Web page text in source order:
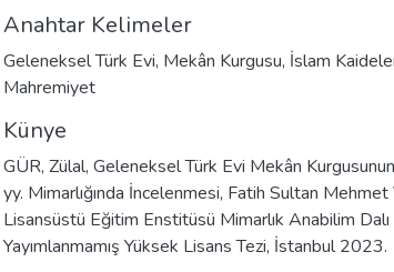
Anahtar Kelimeler
Geleneksel Türk Evi, Mekân Kurgusu, İslam
Mahremiyet
Künye
GÜR, Zülal, Geleneksel Türk Evi Mekân
yy. Mimarlığında İncelenmesi, Fatih Sultan
Lisansüstü Eğitim Enstitüsü Mimarlık Anabilim Dalı
Yayımlanmamış Yüksek Lisans Tezi, İstanbul 2023.